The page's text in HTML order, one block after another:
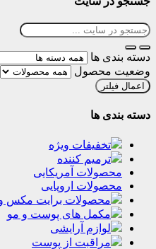
ها
ها
ویژه
کننده
آمریکایی
اروپایی
برایت مکس و سیسپرسا
های پوست‌ و مو
آرایشی
از پوست